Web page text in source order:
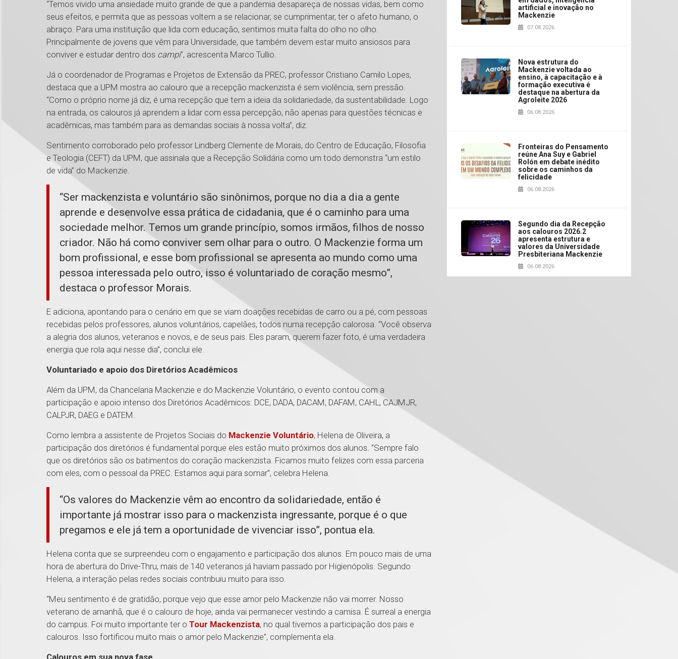
“Temos vivido uma ansiedade muito grande de que a pandemia desapareça de nossas vidas, bem como
seus efeitos, e permita que as pessoas voltem a se relacionar, se cumprimentar, ter o afeto humano, o
abraço. Para uma instituição que lida com educação, sentimos muita falta do olho no olho.
Principalmente de jovens que vêm para Universidade, que também devem estar muito ansiosos para
conviver e estudar dentro dos campi”, acrescenta Marco Tullio.
Já o coordenador de Programas e Projetos de Extensão da PREC, professor Cristiano Camilo Lopes,
destaca que a UPM mostra ao calouro que a recepção mackenzista é sem violência, sem pressão.
“Como o próprio nome já diz, é uma recepção que tem a ideia da solidariedade, da sustentabilidade. Logo
na entrada, os calouros já aprendem a lidar com essa percepção, não apenas para questões técnicas e
acadêmicas, mas também para as demandas sociais à nossa volta”, diz.
Sentimento corroborado pelo professor Lindberg Clemente de Morais, do Centro de Educação, Filosofia
e Teologia (CEFT) da UPM, que assinala que a Recepção Solidária como um todo demonstra “um estilo
de vida” do Mackenzie.
“Ser mackenzista e voluntário são sinônimos, porque no dia a dia a gente
aprende e desenvolve essa prática de cidadania, que é o caminho para uma
sociedade melhor. Temos um grande princípio, somos irmãos, filhos de nosso
criador. Não há como conviver sem olhar para o outro. O Mackenzie forma um
bom profissional, e esse bom profissional se apresenta ao mundo como uma
pessoa interessada pelo outro, isso é voluntariado de coração mesmo”,
destaca o professor Morais.
E adiciona, apontando para o cenário em que se viam doações recebidas de carro ou a pé, com pessoas
recebidas pelos professores, alunos voluntários, capelães, todos numa recepção calorosa. “Você observa
a alegria dos alunos, veteranos e novos, e de seus pais. Eles param, querem fazer foto, é uma verdadeira
energia que rola aqui nesse dia”, conclui ele.
Voluntariado e apoio dos Diretórios Acadêmicos
Além da UPM, da Chancelaria Mackenzie e do Mackenzie Voluntário, o evento contou com a
participação e apoio intenso dos Diretórios Acadêmicos: DCE, DADA, DACAM, DAFAM, CAHL, CAJMJR,
CALPJR, DAEG e DATEM.
Como lembra a assistente de Projetos Sociais do Mackenzie Voluntário, Helena de Oliveira, a
participação dos diretórios é fundamental porque eles estão muito próximos dos alunos. “Sempre falo
que os diretórios são os batimentos do coração mackenzista. Ficamos muito felizes com essa parceria
com eles, com o pessoal da PREC. Estamos aqui para somar”, celebra Helena.
“Os valores do Mackenzie vêm ao encontro da solidariedade, então é
importante já mostrar isso para o mackenzista ingressante, porque é o que
pregamos e ele já tem a oportunidade de vivenciar isso”, pontua ela.
Helena conta que se surpreendeu com o engajamento e participação dos alunos. Em pouco mais de uma
hora de abertura do Drive-Thru, mais de 140 veteranos já haviam passado por Higienópolis. Segundo
Helena, a interação pelas redes sociais contribuiu muito para isso.
“Meu sentimento é de gratidão, porque vejo que esse amor pelo Mackenzie não vai morrer. Nosso
veterano de amanhã, que é o calouro de hoje, ainda vai permanecer vestindo a camisa. É surreal a energia
do campus. Foi muito importante ter o Tour Mackenzista, no qual tivemos a participação dos pais e
calouros. Isso fortificou muito mais o amor pelo Mackenzie”, complementa ela.
artificial e inovação no
Mackenzie
07.08.2026
Nova estrutura do
Mackenzie voltada ao
ensino, à capacitação e à
formação executiva é
destaque na abertura da
Agroleite 2026
06.08.2026
Fronteiras do Pensamento
reúne Ana Suy e Gabriel
Rolón em debate inédito
sobre os caminhos da
felicidade
06.08.2026
Segundo dia da Recepção
aos calouros 2026.2
apresenta estrutura e
valores da Universidade
Presbiteriana Mackenzie
06.08.2026
Mackenzie recepciona os
semestre de 2026